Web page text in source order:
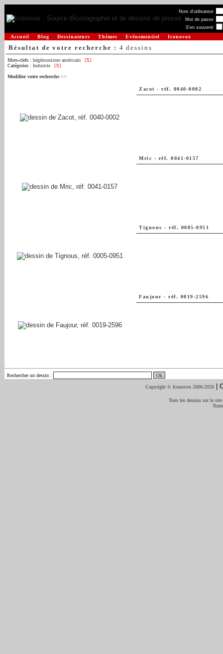
Nom d'utilisateur
Mot de passe
S'en souvenir
Accueil Blog Dessinateurs Thèmes Evénementiel Iconovox
Résultat de votre recherche : 4 dessins
Mots-clefs : hégémonisme américain
[X]
Catégories : Industrie
[X]
Modifier votre recherche >>
Zacot - réf. 0040-0002
Mric - réf. 0041-0157
Tignous - réf. 0005-0951
Faujour - réf. 0019-2596
Rechercher un dessin :
Copyright © Iconovox 2006-2026 |
Tous les dessins sur le